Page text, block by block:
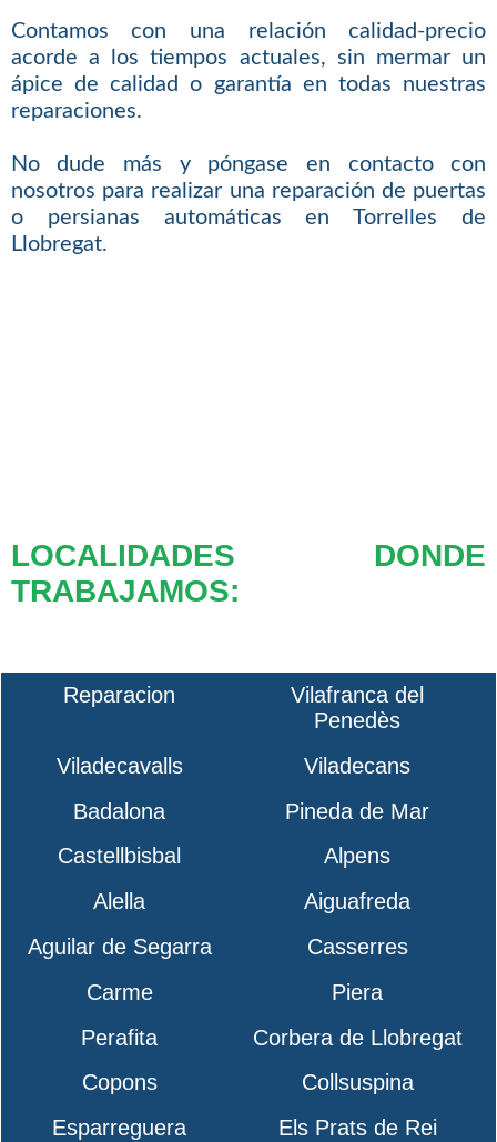
Contamos con una relación calidad-precio
acorde a los tiempos actuales, sin mermar un
ápice de calidad o garantía en todas nuestras
reparaciones.
No dude más y póngase en contacto con
nosotros para realizar una reparación de puertas
o persianas automáticas en Torrelles de
Llobregat.
LOCALIDADES DONDE
TRABAJAMOS:
Reparacion
Vilafranca del
Penedès
Viladecavalls
Viladecans
Badalona
Pineda de Mar
Castellbisbal
Alpens
Alella
Aiguafreda
Aguilar de Segarra
Casserres
Carme
Piera
Perafita
Corbera de Llobregat
Copons
Collsuspina
Esparreguera
Els Prats de Rei